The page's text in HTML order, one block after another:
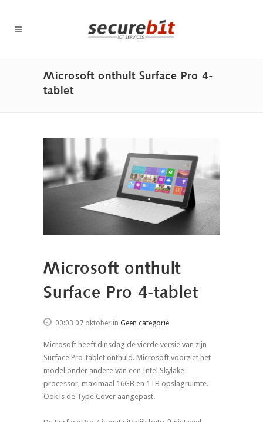
Microsoft onthult Surface Pro 4-
tablet
Microsoft onthult
Surface Pro 4-tablet
00:03 07 oktober in Geen categorie
Microsoft heeft dinsdag de vierde versie van zijn
Surface Pro-tablet onthuld. Microsoft voorziet het
model onder andere van een Intel Skylake-
processor, maximaal 16GB en 1TB opslagruimte.
Ook is de Type Cover aangepast.